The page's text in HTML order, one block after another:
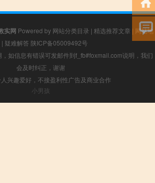
实网 Powered by 网站分类目录 | 精选推荐文章 | 网站地
| 疑难解答 陕ICP备05009492号
如信息有错误可发邮件到f_fb#foxmail.com说明，我们
会及时纠正，谢谢
兴趣爱好，不接盈利性广告及商业合作
小男孩